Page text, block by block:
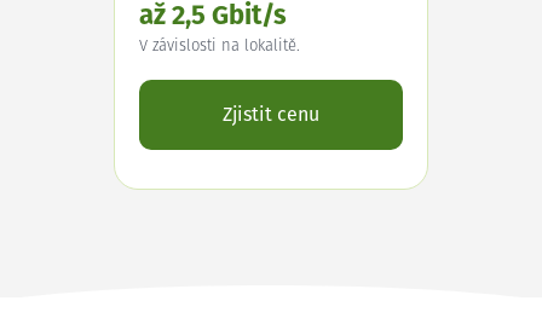
až 2,5 Gbit/s
V závislosti na lokalitě.
Zjistit cenu